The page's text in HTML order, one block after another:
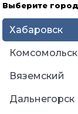
70
83
93 >
Выберите город
Хабаровск
Вяземский
Дальнегорск